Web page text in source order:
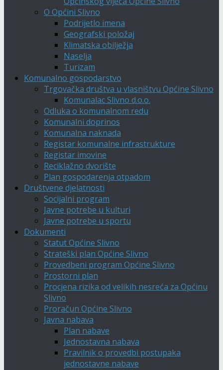
O Općini Slivno
Podrijetlo imena
Geografski položaj
Klimatska obilježja
Naselja
Turizam
Komunalno gospodarstvo
Trgovačka društva u vlasništvu Općine Slivno
Komunalac Slivno d.o.o.
Odluka o komunalnom redu
Komunalni doprinos
Komunalna naknada
Registar komunalne infrastrukture
Registar imovine
Reciklažno dvorište
Plan gospodarenja otpadom
Društvene djelatnosti
Socijalni program
Javne potrebe u kulturi
Javne potrebe u sportu
Dokumenti
Statut Općine Slivno
Strateški plan Općine Slivno
Provedbeni program Općine Slivno
Prostorni plan
Procjena rizika od velikih nesreća za Općinu
Slivno
Proračun Općine Slivno
Javna nabava
Plan nabave
Jednostavna nabava
Pravilnik o provedbi postupaka
jednostavne nabave